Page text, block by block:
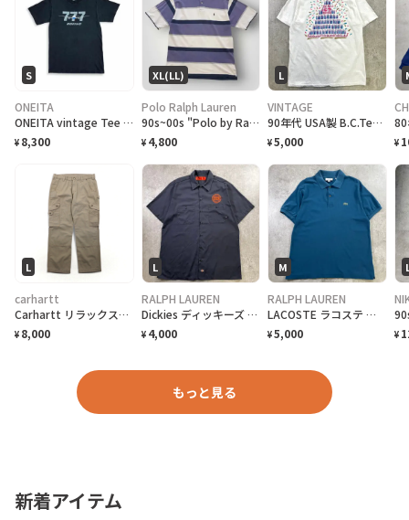
S
ONEITA
ONEITA vintage Tee シングルステッチ Tシャツ BOEING ボーイング
¥ 8,300
XL(LL)
Polo Ralph Lauren
90s~00s "Polo by Ralph Lauren" S/S Border Polo Shirt ラルフローレン ボーダー ポロシャツ [XL]
¥ 4,800
L
VINTAGE
90年代 USA製 B.C.Tee celebrate アートプリントTシャツ メンズL相当 古着 90s VINTAGE ヴィンテージ カナダ BC州 100周年記念 シングルステッチ 白色
¥5,000 ¥
L
carhartt
Carhartt リラックスフィット リップストップ ダブルニー ワーク カーゴパンツ L ベージュ COTTON RIPSTOP RELAXED FIT DOUBLE-FRONT CARGO WORK PANT B342 DES
¥ 8,000
L
RALPH LAUREN
Dickies ディッキーズ SKETCHBOOK BREWING ビール 企業ロゴ刺繍 半袖ワークシャツ メンズL 古着 アドバタイジング バックプリント チャコールグレー
¥ 4,000
M
RALPH LAUREN
LACOSTE ラコステ 半袖ポロシャツ 無地 メンズM相当 古着 CLASSIC FIT ワンポイントロゴ刺繍 青色 ディープブルー
¥5,000 ¥
もっと見る
新着アイテム